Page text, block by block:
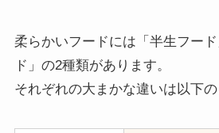
柔らかいフードには「半生フー
ド」の2種類があります。
それぞれの大まかな違いは以下の